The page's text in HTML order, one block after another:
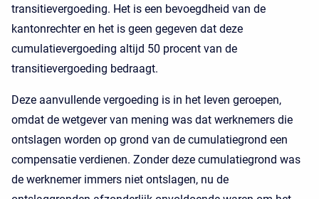
transitievergoeding. Het is een bevoegdheid van de
kantonrechter en het is geen gegeven dat deze
cumulatievergoeding altijd 50 procent van de
transitievergoeding bedraagt.
Deze aanvullende vergoeding is in het leven geroepen,
omdat de wetgever van mening was dat werknemers die
ontslagen worden op grond van de cumulatiegrond een
compensatie verdienen. Zonder deze cumulatiegrond was
de werknemer immers niet ontslagen, nu de